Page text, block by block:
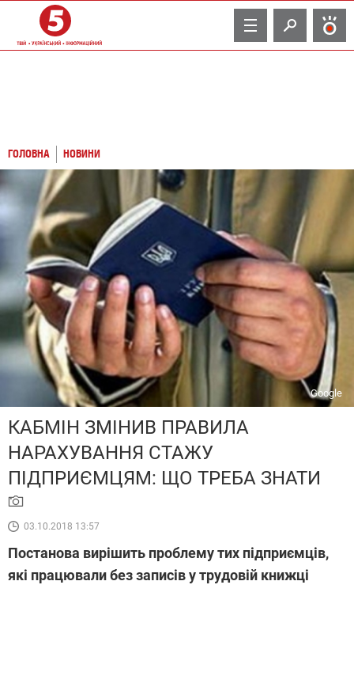
TV
ГОЛОВНА НОВИНИ
Google
КАБМІН ЗМІНИВ ПРАВИЛА
НАРАХУВАННЯ СТАЖУ
ПІДПРИЄМЦЯМ: ЩО ТРЕБА ЗНАТИ
03.10.2018 13:57
Постанова вирішить проблему тих підприємців,
які працювали без записів у трудовій книжці